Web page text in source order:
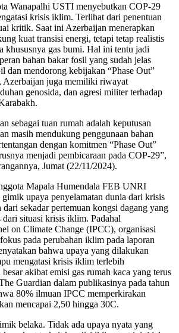
Wanapalhi USTI menyebutkan COP-29
krisis iklim. Terlihat dari penentuan
kritik. Saat ini Azerbaijan menerapkan
kuat transisi energi, tetapi tetap realistis
khususnya gas bumi. Hal ini tentu jadi
bahan bakar fosil yang sudah jelas
dan mendorong kebijakan “Phase Out”
Azerbaijan juga memiliki riwayat
genosida, dan agresi militer terhadap
sebagai tuan rumah adalah keputusan
masih mendukung penggunaan bahan
dengan komitmen “Phase Out”
menjadi pembicaraan pada COP-29”,
Jumat (22/11/2024).
Mapala Humendala FEB UNRI
upaya penyelamatan dunia dari krisis
sekadar pertemuan kongsi dagang yang
situasi krisis iklim. Padahal
on Climate Change (IPCC), organisasi
pada perubahan iklim pada laporan
bahwa upaya yang dilakukan
mengatasi krisis iklim terlebih
akibat emisi gas rumah kaca yang terus
Guardian dalam publikasinya pada tahun
80% ilmuan IPCC memperkirakan
mencapai 2,50 hingga 30C.
belaka. Tidak ada upaya nyata yang